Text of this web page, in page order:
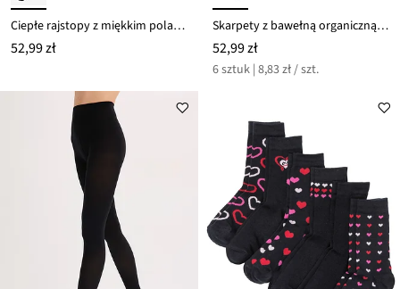
Ciepłe rajstopy z miękkim polarem 100 DEN
52,99 zł
Skarpety z bawełną organiczną (6 par)
52,99 zł
6 sztuk | 8,83 zł / szt.